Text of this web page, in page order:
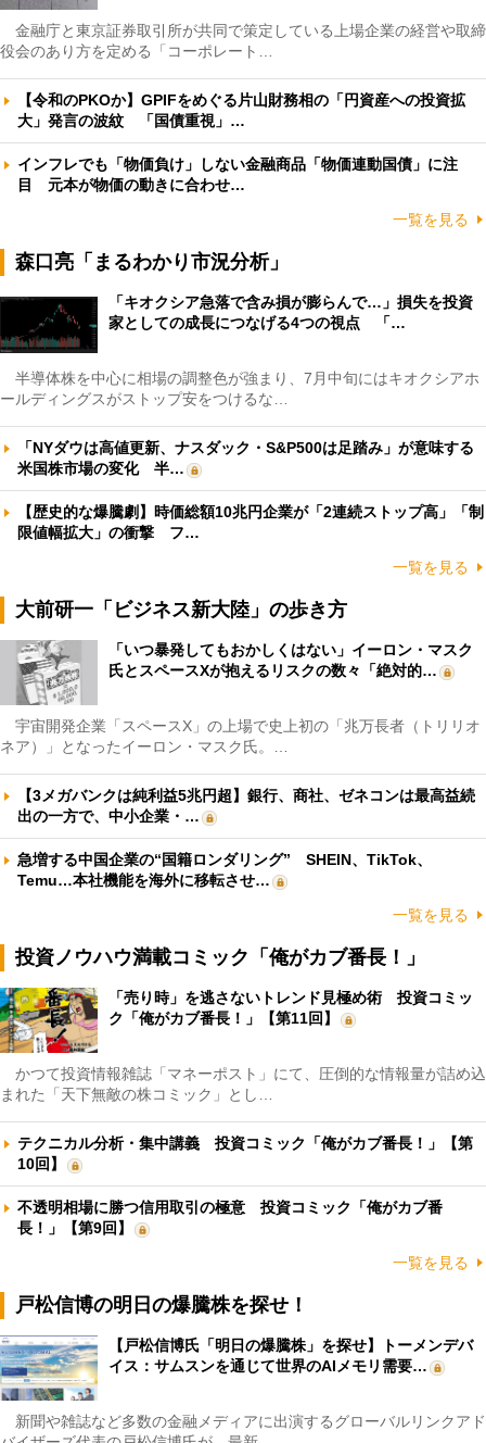
金融庁と東京証券取引所が共同で策定している上場企業の経営や取締
役会のあり方を定める「コーポレート…
【令和のPKOか】GPIFをめぐる片山財務相の「円資産への投資拡
大」発言の波紋 「国債重視」…
インフレでも「物価負け」しない金融商品「物価連動国債」に注
目 元本が物価の動きに合わせ…
一覧を見る
森口亮「まるわかり市況分析」
「キオクシア急落で含み損が膨らんで…」損失を投資
家としての成長につなげる4つの視点 「…
半導体株を中心に相場の調整色が強まり、7月中旬にはキオクシアホ
ールディングスがストップ安をつけるな…
「NYダウは高値更新、ナスダック・S&P500は足踏み」が意味する
米国株市場の変化 半…
【歴史的な爆騰劇】時価総額10兆円企業が「2連続ストップ高」「制
限値幅拡大」の衝撃 フ…
一覧を見る
大前研一「ビジネス新大陸」の歩き方
「いつ暴発してもおかしくはない」イーロン・マスク
氏とスペースXが抱えるリスクの数々「絶対的…
宇宙開発企業「スペースX」の上場で史上初の「兆万長者（トリリオ
ネア）」となったイーロン・マスク氏。…
【3メガバンクは純利益5兆円超】銀行、商社、ゼネコンは最高益続
出の一方で、中小企業・…
急増する中国企業の“国籍ロンダリング” SHEIN、TikTok、
Temu…本社機能を海外に移転させ…
一覧を見る
投資ノウハウ満載コミック「俺がカブ番長！」
「売り時」を逃さないトレンド見極め術 投資コミッ
ク「俺がカブ番長！」【第11回】
かつて投資情報雑誌「マネーポスト」にて、圧倒的な情報量が詰め込
まれた「天下無敵の株コミック」とし…
テクニカル分析・集中講義 投資コミック「俺がカブ番長！」【第
10回】
不透明相場に勝つ信用取引の極意 投資コミック「俺がカブ番
長！」【第9回】
一覧を見る
戸松信博の明日の爆騰株を探せ！
【戸松信博氏「明日の爆騰株」を探せ】トーメンデバ
イス：サムスンを通じて世界のAIメモリ需要…
新聞や雑誌など多数の金融メディアに出演するグローバルリンクアド